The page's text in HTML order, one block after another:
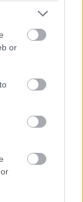
or
a fele
keresők csak
nem pedig
között nincs
csak példa
az internetes
átszabja
sőt megvan